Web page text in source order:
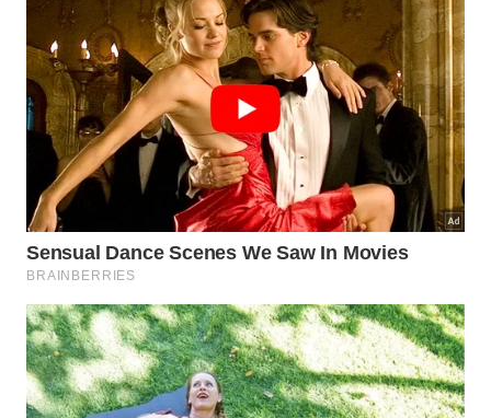
funcionar para alguns usos pontuais, mas não é a
opção mais equilibrada para preparar alimentos
todos os dias.